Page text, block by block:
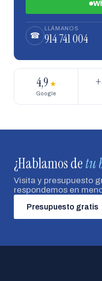
☎
LLÁMANOS
914 741 004
4,9 ★
Google
¿Hablamos detu
Visita y presupuesto
respondemos en
Presupuesto gratis